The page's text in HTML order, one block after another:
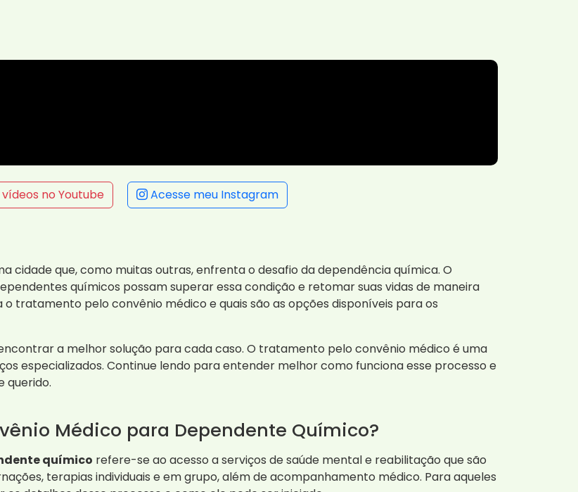
no Youtube Acesse meu Instagram
cidade que, como muitas outras, enfrenta o desafio da dependência química. O
químicos possam superar essa condição e retomar suas vidas de maneira
tratamento pelo convênio médico e quais são as opções disponíveis para os
a melhor solução para cada caso. O tratamento pelo convênio médico é uma
especializados. Continue lendo para entender melhor como funciona esse processo e
querido.
Médico para Dependente Químico?
químico refere-se ao acesso a serviços de saúde mental e reabilitação que são
terapias individuais e em grupo, além de acompanhamento médico. Para aqueles